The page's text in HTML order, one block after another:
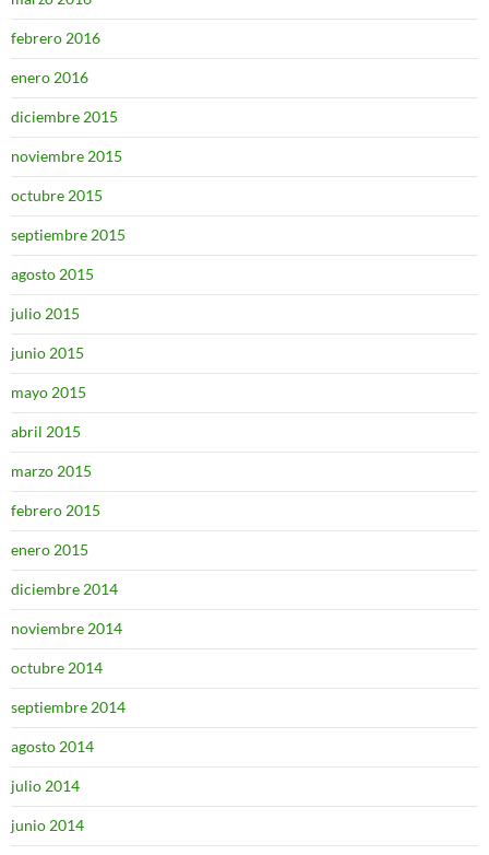
febrero 2016
enero 2016
diciembre 2015
noviembre 2015
octubre 2015
septiembre 2015
agosto 2015
julio 2015
junio 2015
mayo 2015
abril 2015
marzo 2015
febrero 2015
enero 2015
diciembre 2014
noviembre 2014
octubre 2014
septiembre 2014
agosto 2014
julio 2014
junio 2014